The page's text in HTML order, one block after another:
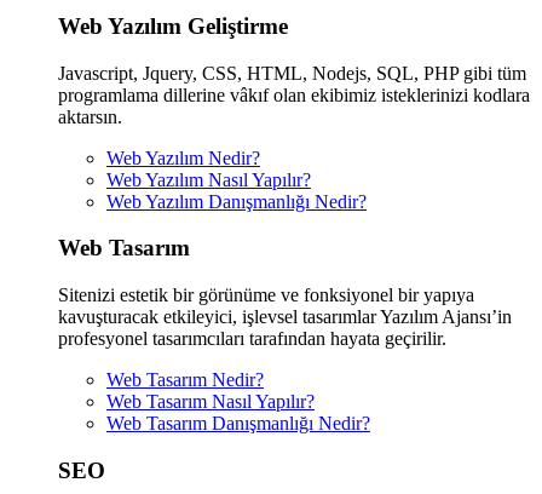
Web Yazılım Geliştirme
Javascript, Jquery, CSS, HTML, Nodejs, SQL, PHP gibi tüm
programlama dillerine vâkıf olan ekibimiz isteklerinizi kodlara
aktarsın.
Web Yazılım Nedir?
Web Yazılım Nasıl Yapılır?
Web Yazılım Danışmanlığı Nedir?
Web Tasarım
Sitenizi estetik bir görünüme ve fonksiyonel bir yapıya
kavuşturacak etkileyici, işlevsel tasarımlar Yazılım Ajansı’in
profesyonel tasarımcıları tarafından hayata geçirilir.
Web Tasarım Nedir?
Web Tasarım Nasıl Yapılır?
Web Tasarım Danışmanlığı Nedir?
SEO